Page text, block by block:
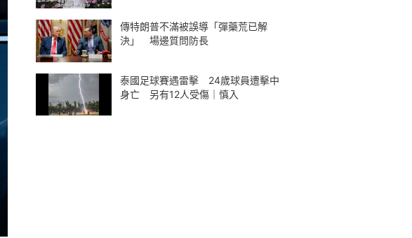
傳特朗普不滿被誤導「彈藥荒已解
決」 場邊質問防長
泰國足球賽遇雷擊 24歲球員遭擊中
身亡 另有12人受傷｜慎入